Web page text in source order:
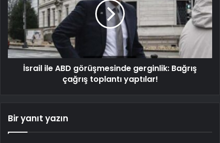
İsrail ile ABD görüşmesinde gerginlik: Bağrış
çağrış toplantı yaptılar!
Bir yanıt yazın